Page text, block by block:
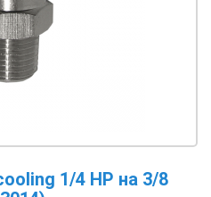
1/4 НР на 3/8